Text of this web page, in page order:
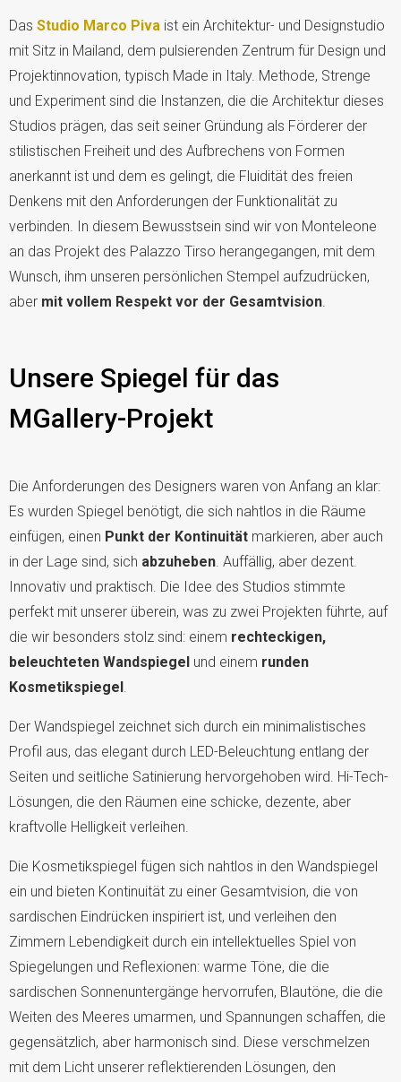
Das Studio Marco Piva ist ein Architektur- und Designstudio
mit Sitz in Mailand, dem pulsierenden Zentrum für Design und
Projektinnovation, typisch Made in Italy. Methode, Strenge
und Experiment sind die Instanzen, die die Architektur dieses
Studios prägen, das seit seiner Gründung als Förderer der
stilistischen Freiheit und des Aufbrechens von Formen
anerkannt ist und dem es gelingt, die Fluidität des freien
Denkens mit den Anforderungen der Funktionalität zu
verbinden. In diesem Bewusstsein sind wir von Monteleone
an das Projekt des Palazzo Tirso herangegangen, mit dem
Wunsch, ihm unseren persönlichen Stempel aufzudrücken,
aber mit vollem Respekt vor der Gesamtvision
Unsere Spiegel für das
MGallery-Projekt
Die Anforderungen des Designers waren von Anfang an klar:
Es wurden Spiegel benötigt, die sich nahtlos in die Räume
einfügen, einen Punkt der Kontinuität markieren, aber auch
in der Lage sind, sich abzuheben . Auffällig, aber dezent.
Innovativ und praktisch. Die Idee des Studios stimmte
perfekt mit unserer überein, was zu zwei Projekten führte, auf
die wir besonders stolz sind: einem rechteckigen,
beleuchteten Wandspiegel und einem runden
Kosmetikspiegel
Der Wandspiegel zeichnet sich durch ein minimalistisches
Profil aus, das elegant durch LED-Beleuchtung entlang der
Seiten und seitliche Satinierung hervorgehoben wird. Hi-Tech-
Lösungen, die den Räumen eine schicke, dezente, aber
kraftvolle Helligkeit verleihen.
Die Kosmetikspiegel fügen sich nahtlos in den Wandspiegel
ein und bieten Kontinuität zu einer Gesamtvision, die von
sardischen Eindrücken inspiriert ist, und verleihen den
Zimmern Lebendigkeit durch ein intellektuelles Spiel von
Spiegelungen und Reflexionen: warme Töne, die die
sardischen Sonnenuntergänge hervorrufen, Blautöne, die die
Weiten des Meeres umarmen, und Spannungen schaffen, die
gegensätzlich, aber harmonisch sind. Diese verschmelzen
mit dem Licht unserer reflektierenden Lösungen, den